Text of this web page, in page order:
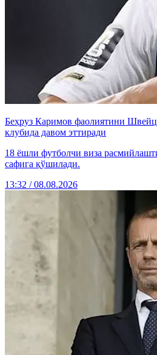
Беҳруз Каримов фаолиятини
клубида давом эттиради
18 ёшли футболчи виза
сафига қўшилади.
13:32 / 08.08.2026